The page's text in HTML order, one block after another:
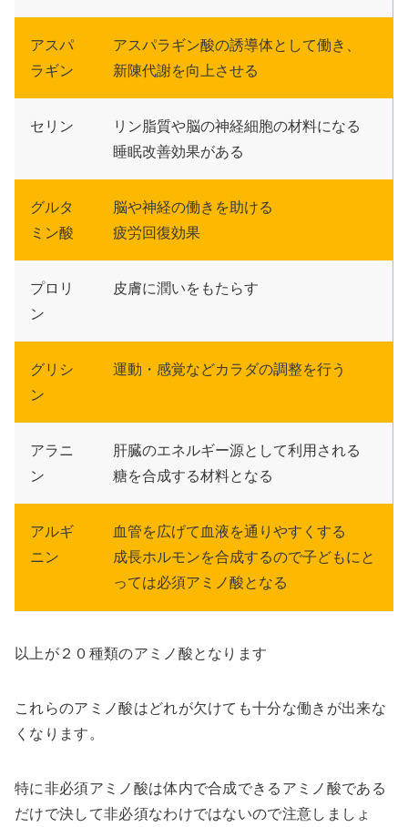
アスパ
ラギン
アスパラギン酸の誘導体として働き、
新陳代謝を向上させる
セリン
リン脂質や脳の神経細胞の材料になる
睡眠改善効果がある
グルタ
ミン酸
脳や神経の働きを助ける
疲労回復効果
プロリ
ン
皮膚に潤いをもたらす
グリシ
ン
運動・感覚などカラダの調整を行う
アラニ
ン
肝臓のエネルギー源として利用される
糖を合成する材料となる
アルギ
ニン
血管を広げて血液を通りやすくする
成長ホルモンを合成するので子どもにと
っては必須アミノ酸となる
以上が２０種類のアミノ酸となります
これらのアミノ酸はどれが欠けても十分な働きが出来な
くなります 。
特に非必須アミノ酸は体内で合成できるアミノ酸である
だけで決して非必須なわけではないので注意しましょ